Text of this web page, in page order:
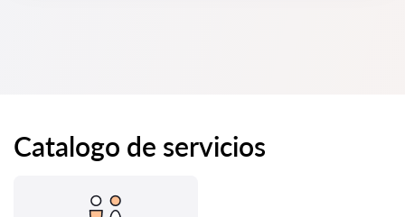
Catalogo de servicios